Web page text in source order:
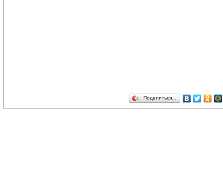
Поделиться…